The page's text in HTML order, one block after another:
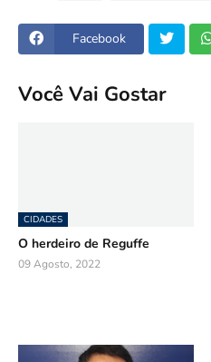
Facebook
Você Vai Gostar
CIDADES
O herdeiro de Reguffe
09 Agosto, 2022